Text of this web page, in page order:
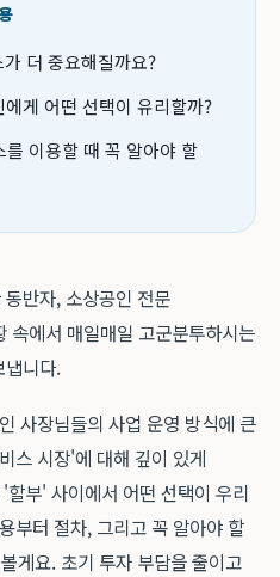
더 중요해질까요?
게 어떤 선택이 유리할까?
이용할 때 꼭 알아야 할
반자, 소상공인 전문
속에서 매일매일 고군분투하시는
냅니다.
사장님들의 사업 운영 방식에 큰
스 시장'에 대해 깊이 있게
부' 사이에서 어떤 선택이 우리
부터 절차, 그리고 꼭 알아야 할
게요. 초기 투자 부담을 줄이고